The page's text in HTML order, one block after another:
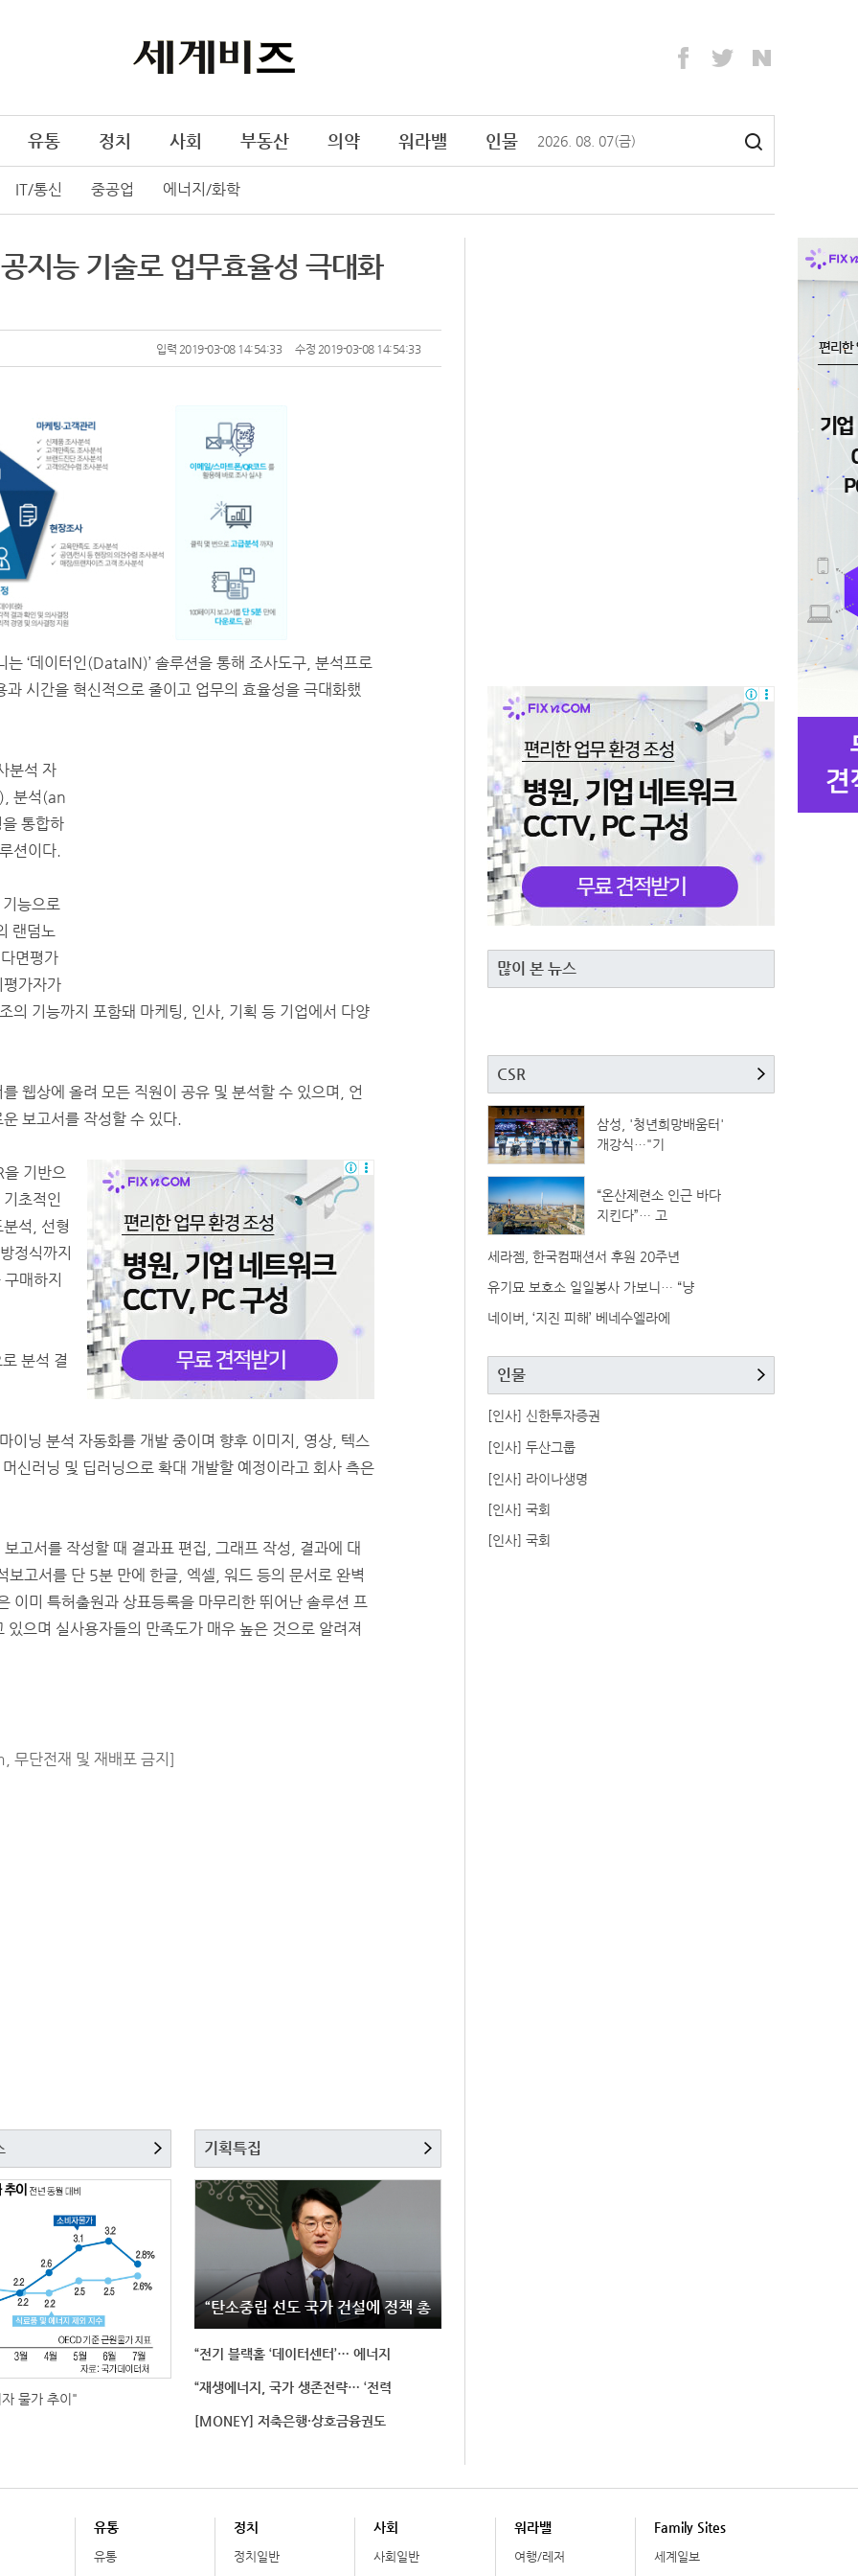
IT/통신 중공업 에너지/화학
유통 정치 사회 부동산 의약 워라밸 인물 2026 08 07(금)
지능 기술로 업무효율성 극대화
입력 2019-03-08 14:54:33 수정 2019-03-08 14:54:33
‘데이터인(DataIN)’ 솔루션을 통해 조사도구, 분석프로
시간을 혁신적으로 줄이고 업무의 효율성을 극대화했
분석 자
분석(an
통합하
션이다.
능으로
랜덤노
면평가
가자가
의 기능까지 포함돼 마케팅, 인사, 기획 등 기업에서 다양
웹상에 올려 모든 직원이 공유 및 분석할 수 있으며, 언
보고서를 작성할 수 있다.
을 기반으
초적인
석, 선형
정식까지
매하지
분석 결
이닝 분석 자동화를 개발 중이며 향후 이미지, 영상, 텍스
신러닝 및 딥러닝으로 확대 개발할 예정이라고 회사 측은
고서를 작성할 때 결과표 편집, 그래프 작성, 결과에 대
고서를 단 5분 만에 한글, 엑셀, 워드 등의 문서로 완벽
이미 특허출원과 상표등록을 마무리한 뛰어난 솔루션 프
으며 실사용자들의 만족도가 매우 높은 것으로 알려져
단전재 및 재배포 금지]
물가 추이"
기획특집
“탄소중립 선도 국가 건설에 정책 총
“전기 블랙홀 ‘데이터센터’… 에너지
“재생에너지, 국가 생존전략… ‘전력
[MONEY] 저축은행·상호금융권도
많이 본 뉴스
CSR
삼성, '청년희망배움터'
개강식…"기
“온산제련소 인근 바다
지킨다”… 고
세라젬, 한국컴패션서 후원 20주년
유기묘 보호소 일일봉사 가보니… “냥
네이버, ‘지진 피해’ 베네수엘라에
인물
[인사] 신한투자증권
[인사] 두산그룹
[인사] 라이나생명
[인사] 국회
[인사] 국회
유통
유통
정치
정치일반
사회
사회일반
워라밸
여행/레저
Family Sites
세계일보